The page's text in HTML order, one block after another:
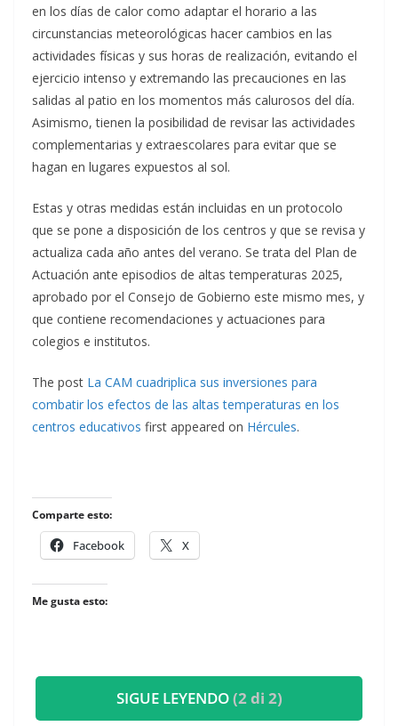
en los días de calor como adaptar el horario a las
circunstancias meteorológicas hacer cambios en las
actividades físicas y sus horas de realización, evitando el
ejercicio intenso y extremando las precauciones en las
salidas al patio en los momentos más calurosos del día.
Asimismo, tienen la posibilidad de revisar las actividades
complementarias y extraescolares para evitar que se
hagan en lugares expuestos al sol.
Estas y otras medidas están incluidas en un protocolo
que se pone a disposición de los centros y que se revisa y
actualiza cada año antes del verano. Se trata del Plan de
Actuación ante episodios de altas temperaturas 2025,
aprobado por el Consejo de Gobierno este mismo mes, y
que contiene recomendaciones y actuaciones para
colegios e institutos.
The post La CAM cuadriplica sus inversiones para
combatir los efectos de las altas temperaturas en los
centros educativos first appeared on Hércules.
Comparte esto:
Facebook X
Me gusta esto:
SIGUE LEYENDO(2 di 2)